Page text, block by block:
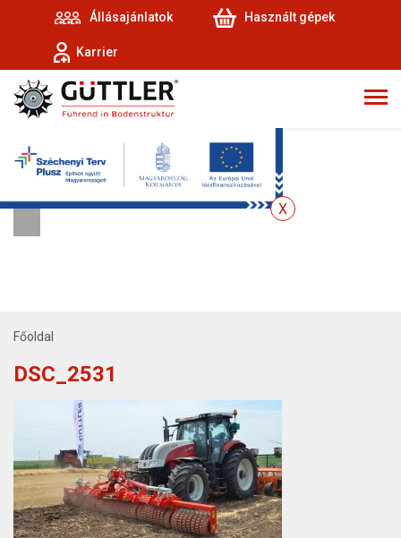
Állásajánlatok Használt gépek
Karrier
Főoldal
DSC_2531